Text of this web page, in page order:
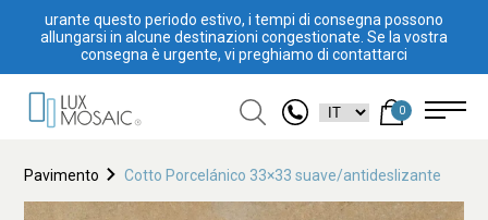
urante questo periodo estivo, i tempi di consegna possono
allungarsi in alcune destinazioni congestionate. Se la vostra
consegna è urgente, vi preghiamo di contattarci
0
Pavimento Cotto Porcelánico 33×33 suave/antideslizante